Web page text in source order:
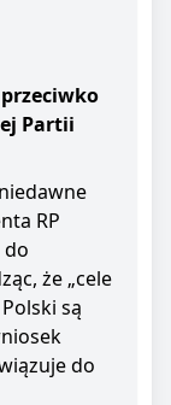
Partii
RP
do
że „cele
są
do